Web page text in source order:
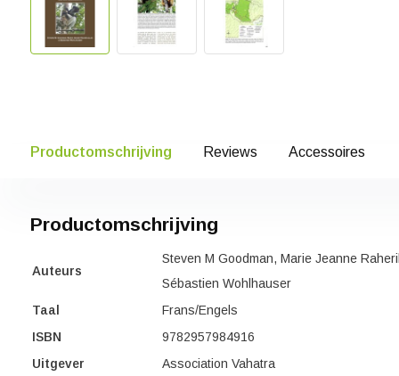
Productomschrijving Reviews Accessoires
Productomschrijving
Auteurs
Steven M Goodman, Marie Jeanne
Sébastien Wohlhauser
Taal
Frans/Engels
ISBN
9782957984916
Uitgever
Association Vahatra